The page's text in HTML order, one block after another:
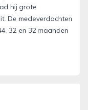
hij grote
De medeverdachten
32 en 32 maanden